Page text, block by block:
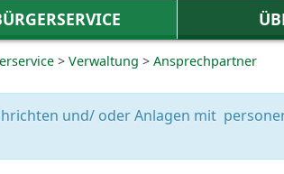
> Verwaltung > Ansprechpartner
und/ oder Anlagen mit